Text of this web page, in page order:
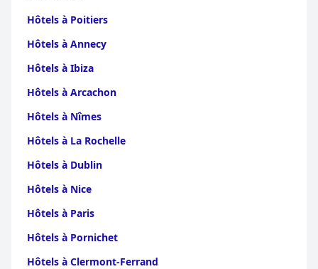
Hôtels à Poitiers
Hôtels à Annecy
Hôtels à Ibiza
Hôtels à Arcachon
Hôtels à Nîmes
Hôtels à La Rochelle
Hôtels à Dublin
Hôtels à Nice
Hôtels à Paris
Hôtels à Pornichet
Hôtels à Clermont-Ferrand